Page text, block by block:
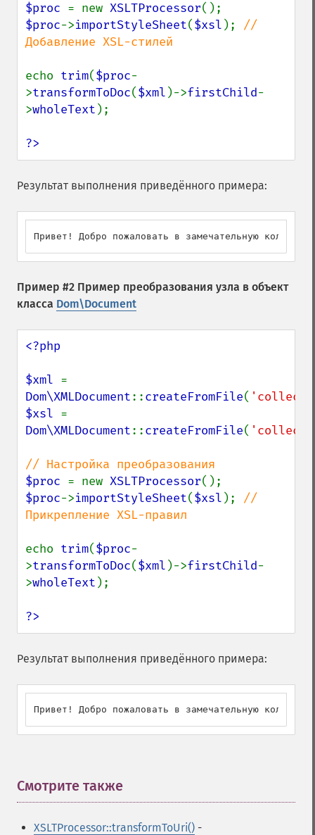
$proc = new XSLTProcessor
$proc->importStyleSheet($xsl ); //
Добавление XSL-стилей
echo trim($proc-
>transformToDoc($xml )->firstChild-
>wholeText );
?>
Результат выполнения приведённого примера:
Привет! Добро пожаловать в замечательную
Пример #2 Пример преобразования узла в объект
класса Dom\Document
<?php
$xml
Dom\XMLDocument::createFromFile(
$xsl
Dom\XMLDocument::createFromFile(
$proc = new XSLTProcessor
$proc->importStyleSheet($xsl ); //
Прикрепление XSL-правил
echo trim($proc-
>transformToDoc($xml )->firstChild-
>wholeText );
?>
Результат выполнения приведённого примера:
Привет! Добро пожаловать в замечательную
Смотрите также
XSLTProcessor::transformToUri() -